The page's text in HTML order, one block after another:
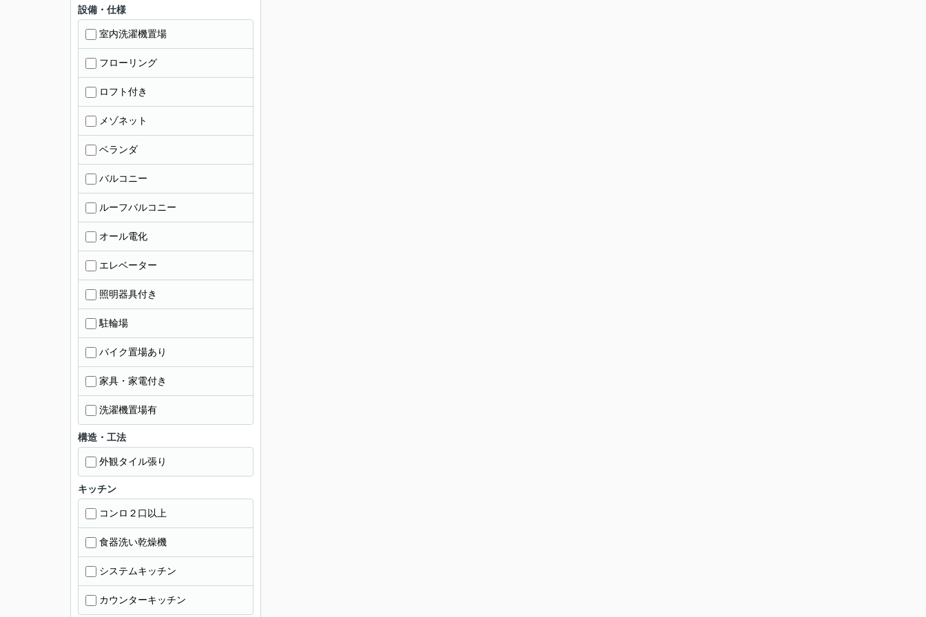
設備・仕様
室内洗濯機置場
フローリング
ロフト付き
メゾネット
ベランダ
バルコニー
ルーフバルコニー
オール電化
エレベーター
照明器具付き
駐輪場
バイク置場あり
家具・家電付き
洗濯機置場有
構造・工法
外観タイル張り
キッチン
コンロ２口以上
食器洗い乾燥機
システムキッチン
カウンターキッチン